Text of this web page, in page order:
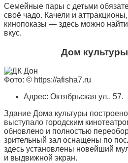
Семейные пары с детьми
своё чадо. Качели и
кинопоказы — здесь можно
вкус.
Дом
Фото: © https://afisha7.ru
Адрес: Октябрьская ул., 57.
Здание Дома культуры
выступало городским
обновлено и полностью
зрительный зал оснащены по
здесь установлены новейший
и выдвижной экран.